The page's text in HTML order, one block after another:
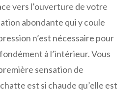
vers l’ouverture de votre
abondante qui y coule
n’est nécessaire pour
à l’intérieur. Vous
sensation de
est si chaude qu’elle est